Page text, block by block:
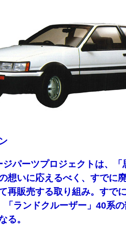
パーツプロジェクトは、「
想いに応えるべく、すでに
再販売する取り組み。すで
「ランドクルーザー」40系
る。